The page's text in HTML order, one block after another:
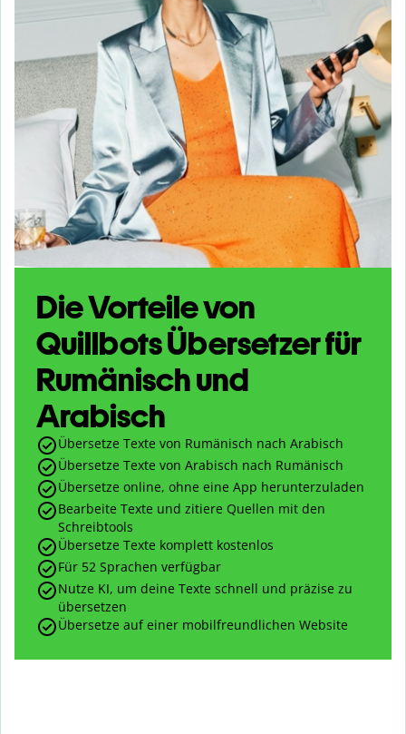
Die Vorteile von
Quillbots Übersetzer für
Rumänisch und
Arabisch
Übersetze Texte von Rumänisch nach Arabisch
Übersetze Texte von Arabisch nach Rumänisch
Übersetze online, ohne eine App herunterzuladen
Bearbeite Texte und zitiere Quellen mit den
Schreibtools
Übersetze Texte komplett kostenlos
Für 52 Sprachen verfügbar
Nutze KI, um deine Texte schnell und präzise zu
übersetzen
Übersetze auf einer mobilfreundlichen Website